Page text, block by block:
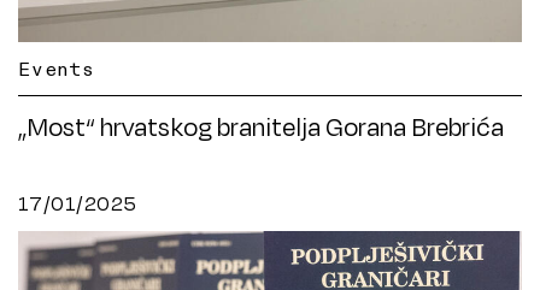
Events
„Most“ hrvatskog branitelja Gorana Brebrića
17/01/2025